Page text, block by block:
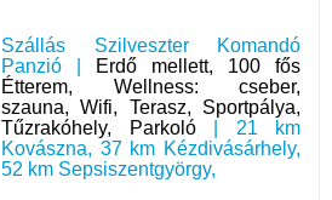
Szállás Szilveszter Komandó
Panzió |
Erdő mellett, 100 fős
Étterem, Wellness: cseber,
szauna, Wifi, Terasz, Sportpálya,
Tűzrakóhely, Parkoló| 21 km
Kovászna, 37 km Kézdivásárhely,
52 km Sepsiszentgyörgy,